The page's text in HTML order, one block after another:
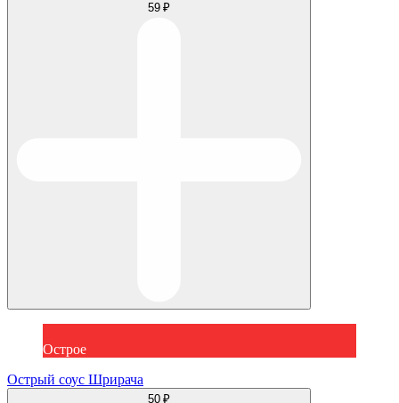
59 ₽
Острое
Острый соус Шрирача
50 ₽